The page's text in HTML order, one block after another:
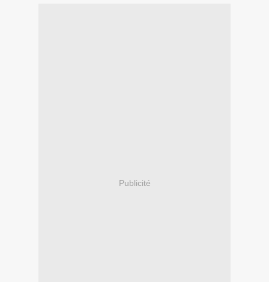
Publicité